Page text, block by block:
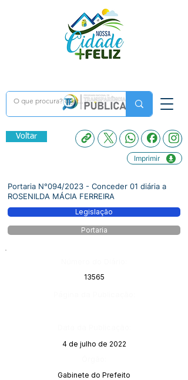
Voltar
Imprimir
Portaria N°094/2023 - Conceder 01 diária a
ROSENILDA MÁCIA FERREIRA
Legislação
Portaria
13565
4 de julho de 2022
Gabinete do Prefeito